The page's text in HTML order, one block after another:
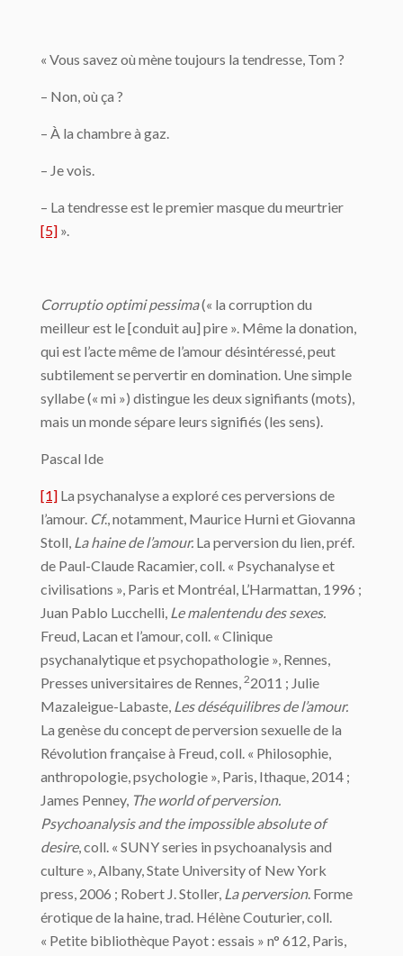
« Vous savez où mène toujours la tendresse, Tom ?
– Non, où ça ?
– À la chambre à gaz.
– Je vois.
– La tendresse est le premier masque du meurtrier
[5] ».
Corruptio optimi pessima(« la corruption du
meilleur est le [conduit au] pire ». Même la donation,
qui est l’acte même de l’amour désintéressé, peut
subtilement se pervertir en domination. Une simple
syllabe (« mi ») distingue les deux signifiants (mots),
mais un monde sépare leurs signifiés (les sens).
Pascal Ide
[1] La psychanalyse a exploré ces perversions de
l’amour. Cf., notamment, Maurice Hurni et Giovanna
Stoll, La haine de l’amour. La perversion du lien, préf.
de Paul-Claude Racamier, coll. « Psychanalyse et
civilisations », Paris et Montréal, L’Harmattan, 1996 ;
Juan Pablo Lucchelli, Le malentendu des sexes.
Freud, Lacan et l’amour, coll. « Clinique
psychanalytique et psychopathologie », Rennes,
Presses universitaires de Rennes, 22011 ; Julie
Mazaleigue-Labaste, Les déséquilibres de l’amour.
La genèse du concept de perversion sexuelle de la
Révolution française à Freud, coll. « Philosophie,
anthropologie, psychologie », Paris, Ithaque, 2014 ;
James Penney, The world of perversion.
Psychoanalysis and the impossible absolute of
desire, coll. « SUNY series in psychoanalysis and
culture », Albany, State University of New York
press, 2006 ; Robert J. Stoller, La perversion. Forme
érotique de la haine, trad. Hélène Couturier, coll.
« Petite bibliothèque Payot : essais » n° 612, Paris,